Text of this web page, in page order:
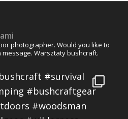
photographer. Would you like to
Warsztaty bushcraft.